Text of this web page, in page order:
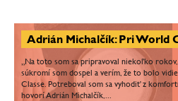
„Na toto som sa pripravoval niekoľko
súkromí som dospel a verím, že to bolo
Classe. Potreboval som sa vyhodiť z
hovorí Adrián Michalčík,...